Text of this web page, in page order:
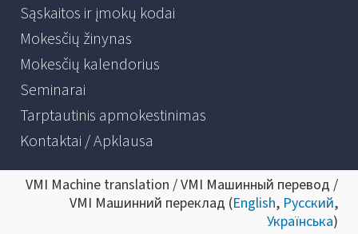
Sąskaitos ir įmokų kodai
Mokesčių žinynas
Mokesčių kalendorius
Seminarai
Tarptautinis apmokestinimas
Kontaktai / Apklausa
VMI Machine translation / VMI Машинный перевод /
VMI Машинний переклад (English, Русский,
Українська)